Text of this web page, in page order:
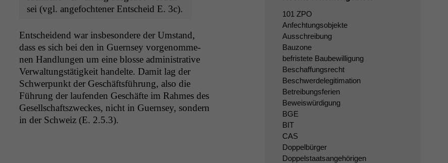
sei (vgl. ange­focht­en­er Entscheid E. 3c).
Entschei­dend war ins­beson­dere der Umstand,
dass es sich bei den in Guernsey vorgenomme­
nen Hand­lun­gen um eine blosse admin­is­tra­tive
Ver­wal­tungstätigkeit han­delte. Damit lag der
Schw­er­punkt der Geschäfts­führung, also die
Führung der laufend­en Geschäfte im Rahmes des
Gesellschaft­szweck­es, nicht in Guernsey, son­dern
in der Schweiz (E. 2.5.3).
101 ZPO
Anfechtungsobjekte
Ausschreibung
Bauzone
befristete Baubewilligung
Beschaffungsrecht
Beschwerdelegitimation
Betreibungsferien
Beweiswürdigung
BGE
BIT
CAS
Doppelbürger
Doppelstaatsangehörigen